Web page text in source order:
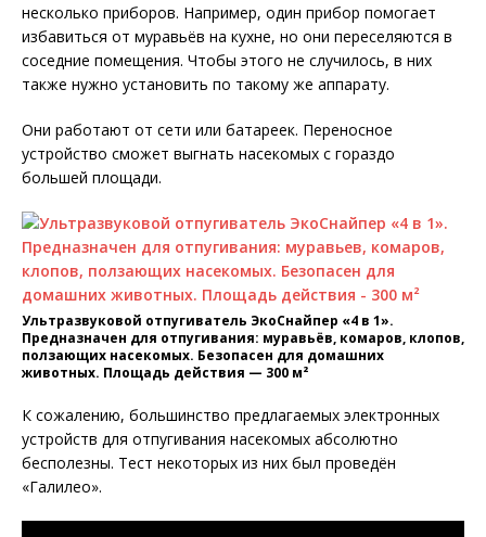
несколько приборов. Например, один прибор помогает
избавиться от муравьёв на кухне, но они переселяются в
соседние помещения. Чтобы этого не случилось, в них
также нужно установить по такому же аппарату.
Они работают от сети или батареек. Переносное
устройство сможет выгнать насекомых с гораздо
большей площади.
Ультразвуковой отпугиватель ЭкоСнайпер «4 в 1».
Предназначен для отпугивания: муравьёв, комаров, клопов,
ползающих насекомых. Безопасен для домашних
животных. Площадь действия — 300 м²
К сожалению, большинство предлагаемых электронных
устройств для отпугивания насекомых абсолютно
бесполезны. Тест некоторых из них был проведён
«Галилео».